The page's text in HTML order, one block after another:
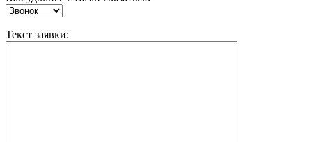
Текст заявки: